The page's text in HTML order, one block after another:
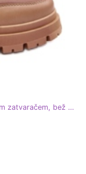
PS1 Ženske izolirane čizme za snijeg s patentnim zatvaračem, bež Zeva